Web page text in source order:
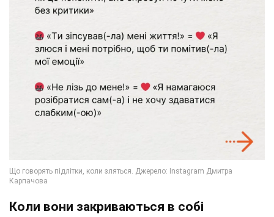
Коли вони закриваються в собі